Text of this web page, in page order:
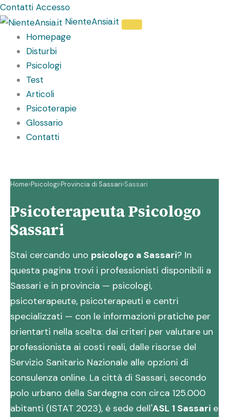
Vai
al
contenuto
Contatti Accesso
NienteAnsia.it
Homepage
Disturbi
Psicologi
Test
Articoli
Psicoterapie
Glossario
Contatti
Home›Psicologi›Provincia di Sassari›Sassari
Psicoterapeuta Psicologo
Sassari
Stai cercando uno psicologo a Sassari? In
questa pagina trovi i professionisti disponibili a
Sassari e in provincia — psicologi,
psicoterapeute, psicoterapeuti e centri
specializzati — con le informazioni pratiche per
orientarti nella scelta: dai criteri per valutare un
professionista ai costi reali, dalle risorse del
Servizio Sanitario Nazionale alle opzioni di
consulenza online. La città di Sassari, secondo
polo urbano della Sardegna con circa 125.000
abitanti (ISTAT 2023), è sede dell'ASL 1 Sassari e